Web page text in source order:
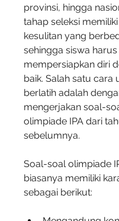
provinsi, hingga
tahap seleksi
kesulitan yang
sehingga siswa harus
mempersiapkan diri
baik. Salah satu cara
berlatih adalah
mengerjakan soal-
olimpiade IPA dari
sebelumnya.
Soal-soal olimpiade
biasanya memiliki
sebagai berikut: